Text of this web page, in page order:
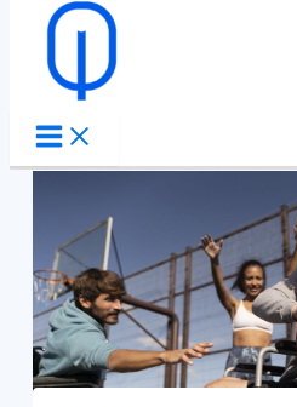
Ir al contenido